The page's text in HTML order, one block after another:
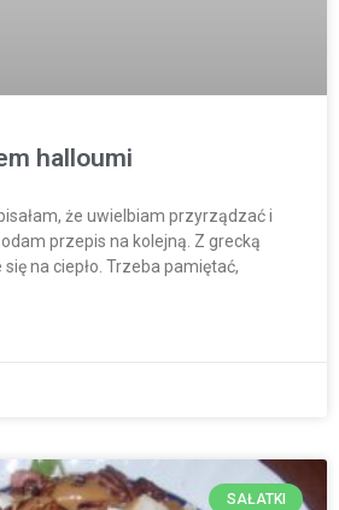
halloumi
że uwielbiam przyrządzać i
przepis na kolejną. Z grecką
na ciepło. Trzeba pamiętać,
SAŁATKI